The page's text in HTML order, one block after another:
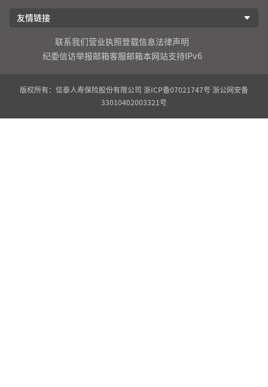
友情链接
联系我们 营业执照登载信息法律声明
纪委信访举报邮箱客服邮箱本网站支持IPv6
版权所有：信泰人寿保险股份有限公司 浙ICP备07021747号 浙公网安备
33010402003321号